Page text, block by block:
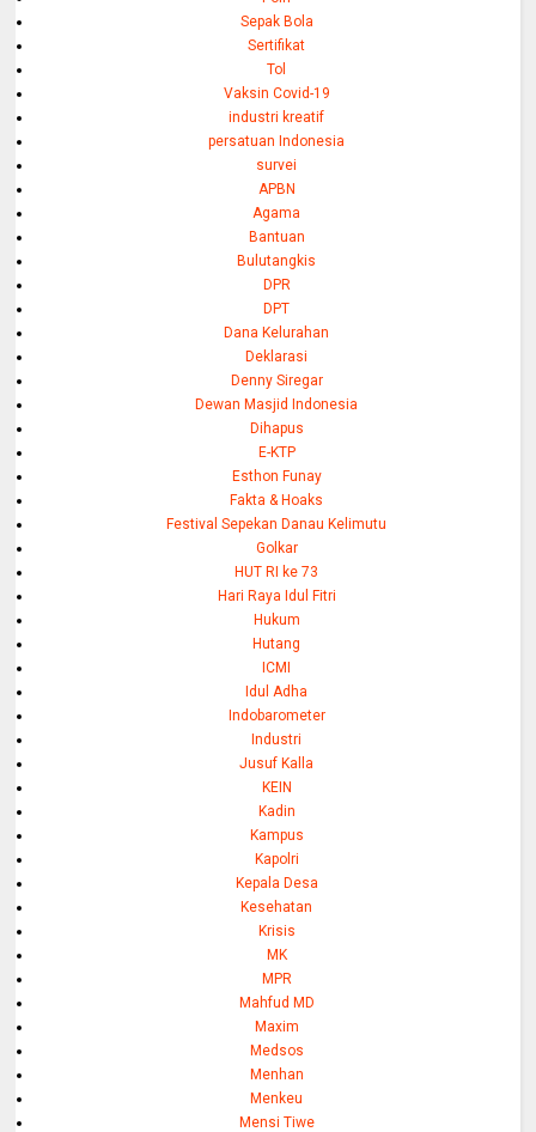
Sepak Bola
Sertifikat
Tol
Vaksin Covid-19
industri kreatif
persatuan Indonesia
survei
APBN
Agama
Bantuan
Bulutangkis
DPR
DPT
Dana Kelurahan
Deklarasi
Denny Siregar
Dewan Masjid Indonesia
Dihapus
E-KTP
Esthon Funay
Fakta & Hoaks
Festival Sepekan Danau Kelimutu
Golkar
HUT RI ke 73
Hari Raya Idul Fitri
Hukum
Hutang
ICMI
Idul Adha
Indobarometer
Industri
Jusuf Kalla
KEIN
Kadin
Kampus
Kapolri
Kepala Desa
Kesehatan
Krisis
MK
MPR
Mahfud MD
Maxim
Medsos
Menhan
Menkeu
Mensi Tiwe